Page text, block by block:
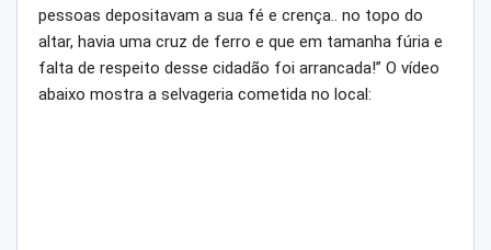
pessoas depositavam a sua fé e crença.. no topo do
altar, havia uma cruz de ferro e que em tamanha fúria e
falta de respeito desse cidadão foi arrancada!” O vídeo
abaixo mostra a selvageria cometida no local: